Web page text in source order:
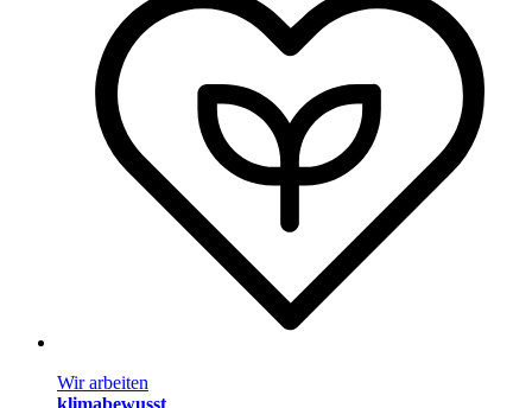
Wir arbeiten
klimabewusst